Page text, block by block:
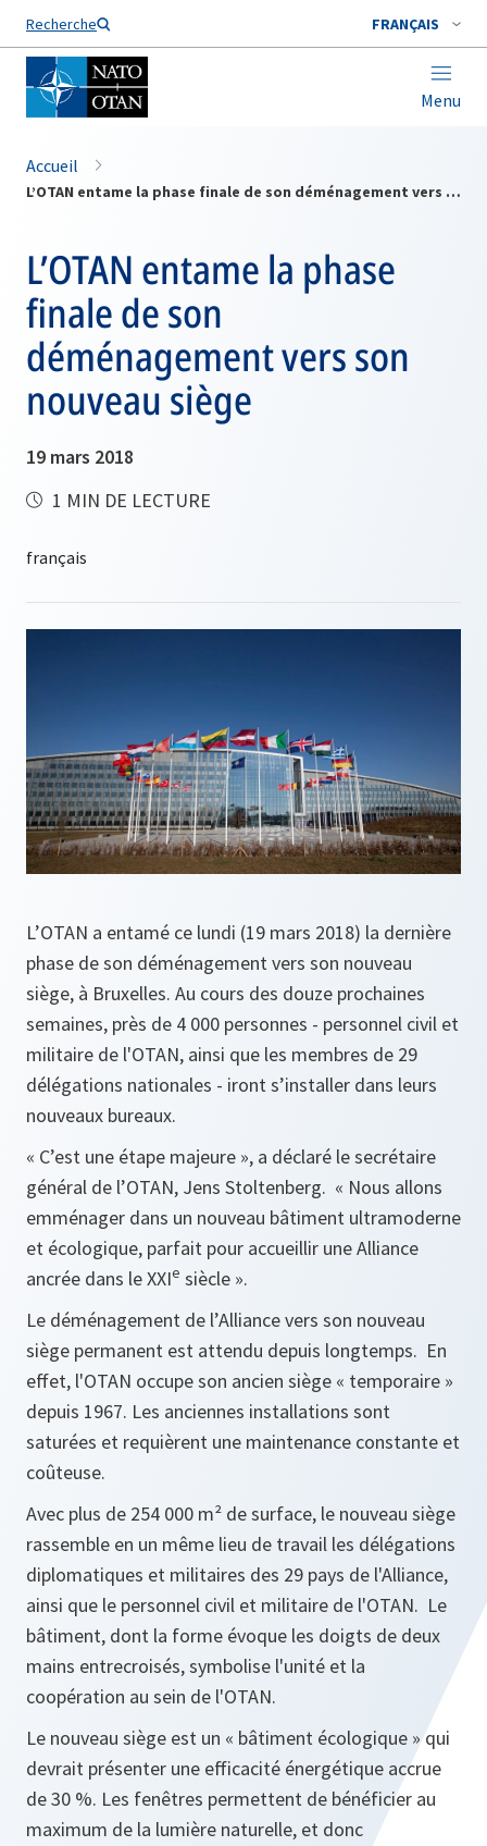
Recherche FRANÇAIS
Menu
Nom de famille*
Accueil
L’OTAN entame la phase finale de son déménagement vers son nouveau siège
L’OTAN entame la phase
finale de son
déménagement vers son
nouveau siège
19 mars 2018
1 MIN DE LECTURE
L’OTAN a entamé ce lundi (19 mars 2018) la dernière
phase de son déménagement vers son nouveau
siège, à Bruxelles. Au cours des douze prochaines
semaines, près de 4 000 personnes - personnel civil et
militaire de l'OTAN, ainsi que les membres de 29
délégations nationales - iront s’installer dans leurs
nouveaux bureaux.
« C’est une étape majeure », a déclaré le secrétaire
général de l’OTAN, Jens Stoltenberg. « Nous allons
emménager dans un nouveau bâtiment ultramoderne
et écologique, parfait pour accueillir une Alliance
ancrée dans le XXIe siècle ».
Le déménagement de l’Alliance vers son nouveau
siège permanent est attendu depuis longtemps. En
effet, l'OTAN occupe son ancien siège « temporaire »
depuis 1967. Les anciennes installations sont
saturées et requièrent une maintenance constante et
coûteuse.
Avec plus de 254 000 m² de surface, le nouveau siège
rassemble en un même lieu de travail les délégations
diplomatiques et militaires des 29 pays de l'Alliance,
ainsi que le personnel civil et militaire de l'OTAN. Le
bâtiment, dont la forme évoque les doigts de deux
mains entrecroisés, symbolise l'unité et la
coopération au sein de l'OTAN.
Le nouveau siège est un « bâtiment écologique » qui
devrait présenter une efficacité énergétique accrue
de 30 %. Les fenêtres permettent de bénéficier au
maximum de la lumière naturelle, et donc